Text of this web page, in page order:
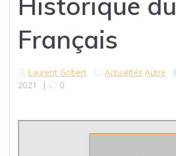
Français
Laurent Gobert Actualités Autre
2021
| 0